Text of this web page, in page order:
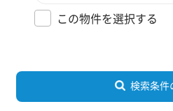
この物件を選択する
検索条件